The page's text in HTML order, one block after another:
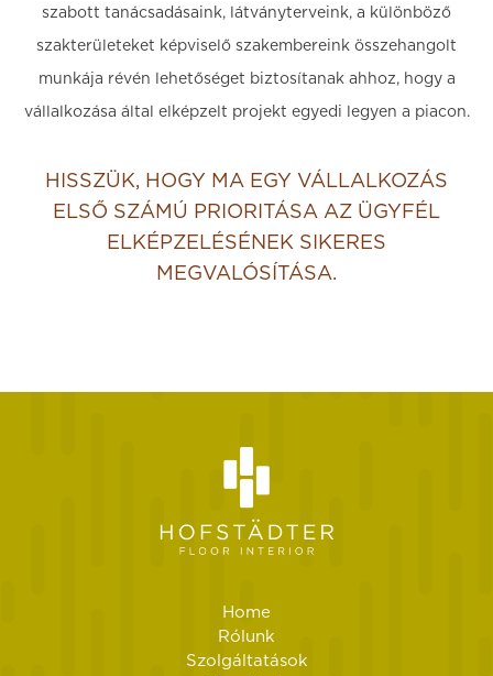
szabott tanácsadásaink, látványterveink, a különböző
szakterületeket képviselő szakembereink összehangolt
munkája révén lehetőséget biztosítanak ahhoz, hogy a
vállalkozása által elképzelt projekt egyedi legyen a piacon.
HISSZÜK, HOGY MA EGY VÁLLALKOZÁS
ELSŐ SZÁMÚ PRIORITÁSA AZ ÜGYFÉL
ELKÉPZELÉSÉNEK SIKERES
MEGVALÓSÍTÁSA.
Home
Rólunk
Szolgáltatások